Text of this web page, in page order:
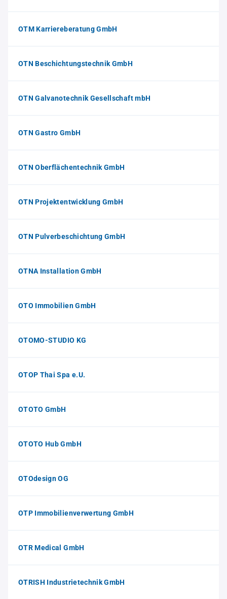
OTM Karriereberatung GmbH
OTN Beschichtungstechnik GmbH
OTN Galvanotechnik Gesellschaft mbH
OTN Gastro GmbH
OTN Oberflächentechnik GmbH
OTN Projektentwicklung GmbH
OTN Pulverbeschichtung GmbH
OTNA Installation GmbH
OTO Immobilien GmbH
OTOMO-STUDIO KG
OTOP Thai Spa e.U.
OTOTO GmbH
OTOTO Hub GmbH
OTOdesign OG
OTP Immobilienverwertung GmbH
OTR Medical GmbH
OTRISH Industrietechnik GmbH